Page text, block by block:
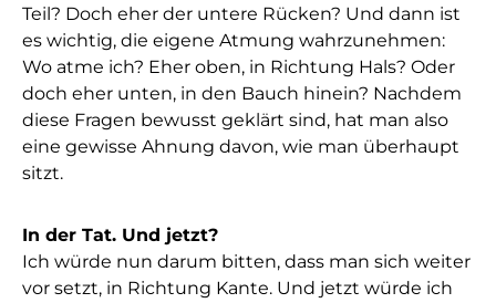
Teil? Doch eher der untere Rücken? Und dann ist
es wichtig, die eigene Atmung wahrzunehmen:
Wo atme ich? Eher oben, in Richtung Hals? Oder
doch eher unten, in den Bauch hinein? Nachdem
diese Fragen bewusst geklärt sind, hat man also
eine gewisse Ahnung davon, wie man überhaupt
sitzt.
In der Tat. Und jetzt?
Ich würde nun darum bitten, dass man sich weiter
vor setzt, in Richtung Kante. Und jetzt würde ich